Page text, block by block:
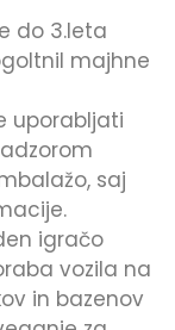
do 3.leta
majhne
uporabljati
saj
igračo
vozila na
in bazenov